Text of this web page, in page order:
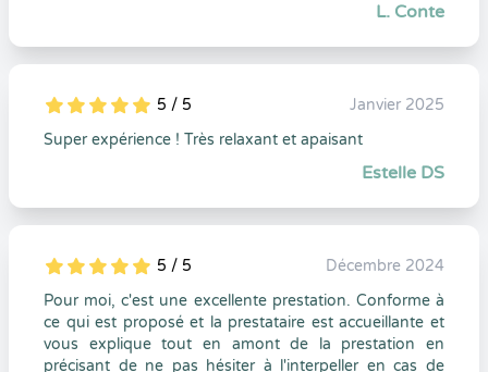
L. Conte
5
1
5
0 5 / 5
Janvier 2025
Super expérience ! Très relaxant et apaisant
Estelle DS
5
1
5
0 5 / 5
Décembre 2024
Pour moi, c'est une excellente prestation. Conforme à
ce qui est proposé et la prestataire est accueillante et
vous explique tout en amont de la prestation en
précisant de ne pas hésiter à l'interpeller en cas de